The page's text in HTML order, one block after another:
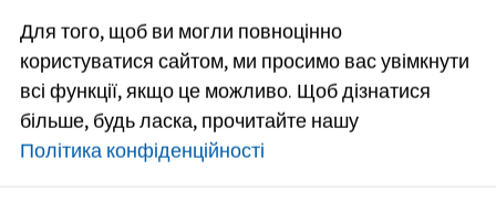
мешканців Ерлангера були
запрошені проголосувати на
нових виборах до Консультативної
ради з питань іноземців та
інтеграції. Явка на виборах, які
вперше проводилися в онлайн-
Для того, щоб ви могли повноцінно
користуватися сайтом, ми просимо вас увімкнути
всі функції, якщо це можливо. Щоб дізнатися
більше, будь ласка, прочитайте нашу
Політика конфіденційності